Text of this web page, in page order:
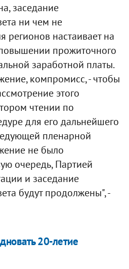
заседание
ни чем не
регионов настаивает на
прожиточного
заработной платы.
компромисс, - чтобы
этого
чтении по
для его дальнейшего
пленарной
не было
очередь, Партией
и заседание
будут продолжены", -
20-летие